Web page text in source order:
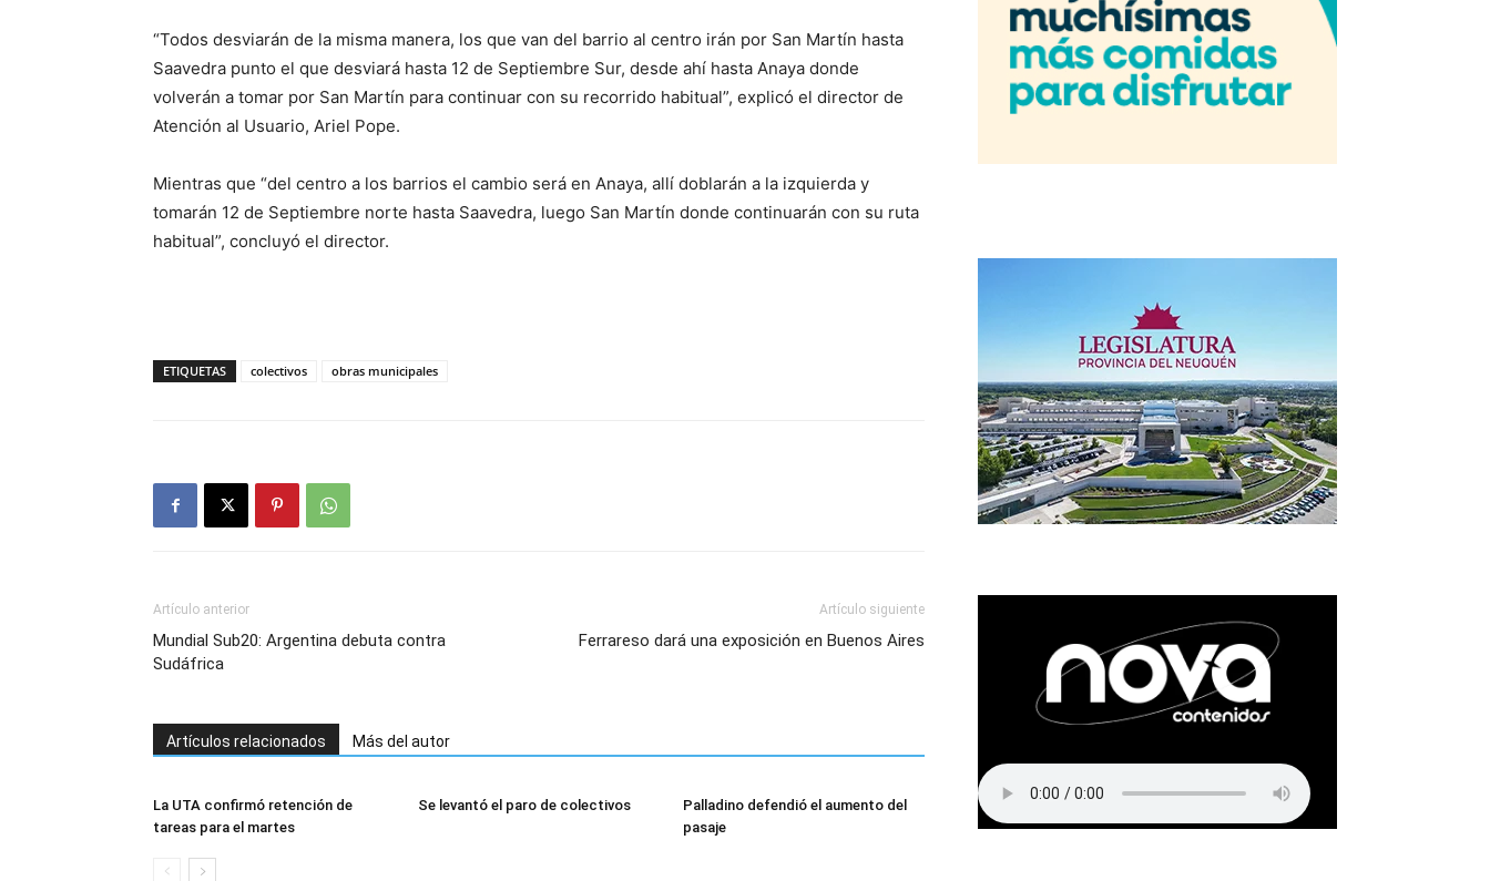
“Todos desviarán de la misma manera, los que van del barrio al centro irán por San Martín hasta
Saavedra punto el que desviará hasta 12 de Septiembre Sur, desde ahí hasta Anaya donde
volverán a tomar por San Martín para continuar con su recorrido habitual”, explicó el director de
Atención al Usuario, Ariel Pope.
Mientras que “del centro a los barrios el cambio será en Anaya, allí doblarán a la izquierda y
tomarán 12 de Septiembre norte hasta Saavedra, luego San Martín donde continuarán con su ruta
habitual”, concluyó el director.
ETIQUETAS colectivos obras municipales
Artículo anterior
Mundial Sub20: Argentina debuta contra
Sudáfrica
Artículo siguiente
Ferrareso dará una exposición en Buenos Aires
Artículos relacionados Más del autor
La UTA confirmó retención de
tareas para el martes
Se levantó el paro de colectivos
Palladino defendió el aumento del
pasaje